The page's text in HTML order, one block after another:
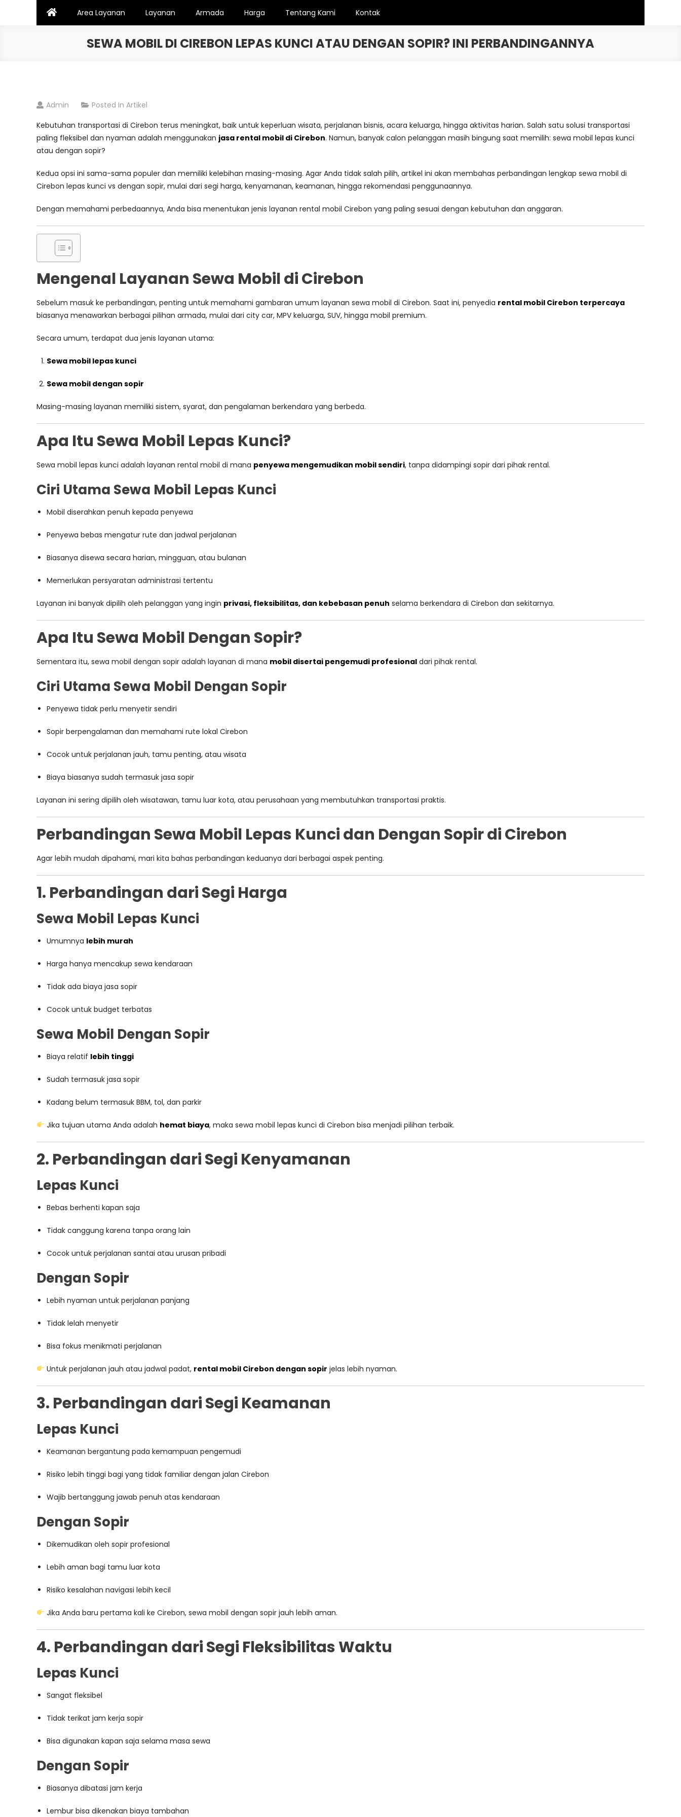
Area Layanan Layanan Armada Harga Tentang Kami Kontak
SEWA MOBIL DI CIREBON LEPAS KUNCI ATAU DENGAN SOPIR? INI PERBANDINGANNYA
Admin Posted In Artikel
Kebutuhan transportasi di Cirebon terus meningkat, baik untuk keperluan wisata, perjalanan bisnis, acara keluarga, hingga aktivitas harian. Salah satu solusi transportasi
paling fleksibel dan nyaman adalah menggunakan jasa rental mobil di Cirebon. Namun, banyak calon pelanggan masih bingung saat memilih: sewa mobil lepas kunci
atau dengan sopir?
Kedua opsi ini sama-sama populer dan memiliki kelebihan masing-masing. Agar Anda tidak salah pilih, artikel ini akan membahas perbandingan lengkap sewa mobil di
Cirebon lepas kunci vs dengan sopir, mulai dari segi harga, kenyamanan, keamanan, hingga rekomendasi penggunaannya.
Dengan memahami perbedaannya, Anda bisa menentukan jenis layanan rental mobil Cirebon yang paling sesuai dengan kebutuhan dan anggaran.
Mengenal Layanan Sewa Mobil di Cirebon
Sebelum masuk ke perbandingan, penting untuk memahami gambaran umum layanan sewa mobil di Cirebon. Saat ini, penyedia rental mobil Cirebon terpercaya
biasanya menawarkan berbagai pilihan armada, mulai dari city car, MPV keluarga, SUV, hingga mobil premium.
Secara umum, terdapat dua jenis layanan utama:
Sewa mobil lepas kunci
Sewa mobil dengan sopir
Masing-masing layanan memiliki sistem, syarat, dan pengalaman berkendara yang berbeda.
Apa Itu Sewa Mobil Lepas Kunci?
Sewa mobil lepas kunci adalah layanan rental mobil di mana penyewa mengemudikan mobil sendiri, tanpa didampingi sopir dari pihak rental.
Ciri Utama Sewa Mobil Lepas Kunci
Mobil diserahkan penuh kepada penyewa
Penyewa bebas mengatur rute dan jadwal perjalanan
Biasanya disewa secara harian, mingguan, atau bulanan
Memerlukan persyaratan administrasi tertentu
Layanan ini banyak dipilih oleh pelanggan yang ingin privasi, fleksibilitas, dan kebebasan penuh selama berkendara di Cirebon dan sekitarnya.
Apa Itu Sewa Mobil Dengan Sopir?
Sementara itu, sewa mobil dengan sopir adalah layanan di mana mobil disertai pengemudi profesional dari pihak rental.
Ciri Utama Sewa Mobil Dengan Sopir
Penyewa tidak perlu menyetir sendiri
Sopir berpengalaman dan memahami rute lokal Cirebon
Cocok untuk perjalanan jauh, tamu penting, atau wisata
Biaya biasanya sudah termasuk jasa sopir
Layanan ini sering dipilih oleh wisatawan, tamu luar kota, atau perusahaan yang membutuhkan transportasi praktis.
Perbandingan Sewa Mobil Lepas Kunci dan Dengan Sopir di Cirebon
Agar lebih mudah dipahami, mari kita bahas perbandingan keduanya dari berbagai aspek penting.
1. Perbandingan dari Segi Harga
Sewa Mobil Lepas Kunci
Umumnya lebih murah
Harga hanya mencakup sewa kendaraan
Tidak ada biaya jasa sopir
Cocok untuk budget terbatas
Sewa Mobil Dengan Sopir
Biaya relatif lebih tinggi
Sudah termasuk jasa sopir
Kadang belum termasuk BBM, tol, dan parkir
Jika tujuan utama Anda adalah hemat biaya, maka sewa mobil lepas kunci di Cirebon bisa menjadi pilihan terbaik.
2. Perbandingan dari Segi Kenyamanan
Lepas Kunci
Bebas berhenti kapan saja
Tidak canggung karena tanpa orang lain
Cocok untuk perjalanan santai atau urusan pribadi
Dengan Sopir
Lebih nyaman untuk perjalanan panjang
Tidak lelah menyetir
Bisa fokus menikmati perjalanan
Untuk perjalanan jauh atau jadwal padat, rental mobil Cirebon dengan sopir jelas lebih nyaman.
3. Perbandingan dari Segi Keamanan
Lepas Kunci
Keamanan bergantung pada kemampuan pengemudi
Risiko lebih tinggi bagi yang tidak familiar dengan jalan Cirebon
Wajib bertanggung jawab penuh atas kendaraan
Dengan Sopir
Dikemudikan oleh sopir profesional
Lebih aman bagi tamu luar kota
Risiko kesalahan navigasi lebih kecil
Jika Anda baru pertama kali ke Cirebon, sewa mobil dengan sopir jauh lebih aman.
4. Perbandingan dari Segi Fleksibilitas Waktu
Lepas Kunci
Sangat fleksibel
Tidak terikat jam kerja sopir
Bisa digunakan kapan saja selama masa sewa
Dengan Sopir
Biasanya dibatasi jam kerja
Lembur bisa dikenakan biaya tambahan